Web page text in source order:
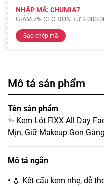
NHẬP MÃ: CHUMIA7
GIẢM 7% CHO ĐƠN TỪ
Sao chép mã
Mô tả sản phẩm
Tên sản phẩm
✨ Kem Lót FIXX All Day
Mịn, Giữ Makeup Gọn Gàng
Mô tả ngắn
• 💧 Kết cấu kem nhẹ, dễ